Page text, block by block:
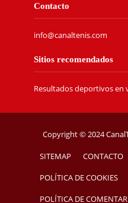
Contacto
info@canaltenis.com
Sitios recomendados
Resultados deportivos en
Copyright © 2024
SITEMAP CONTACTO
POLÍTICA DE COOKIES
POLÍTICA DE